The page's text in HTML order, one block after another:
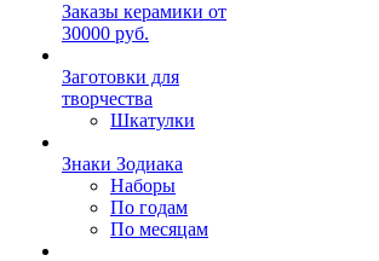
Заказы керамики от
30000 руб.
Заготовки для
творчества
Шкатулки
Знаки Зодиака
Наборы
По годам
По месяцам